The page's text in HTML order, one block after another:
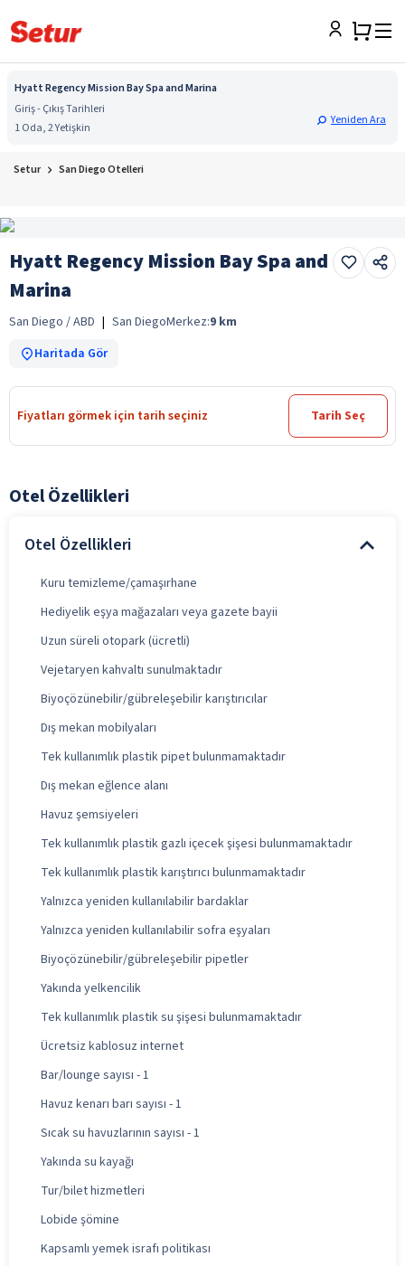
Hyatt Regency Mission Bay Spa and Marina
Giriş - Çıkış Tarihleri
1 Oda, 2 Yetişkin
Yeniden Ara
Setur San Diego Otelleri
Hyatt Regency Mission Bay Spa and
Marina
San Diego / ABD | San DiegoMerkez:9 km
Haritada Gör
Fiyatları görmek için tarih seçiniz Tarih Seç
Otel Özellikleri
Otel Özellikleri
Kuru temizleme/çamaşırhane
Hediyelik eşya mağazaları veya gazete bayii
Uzun süreli otopark (ücretli)
Vejetaryen kahvaltı sunulmaktadır
Biyoçözünebilir/gübreleşebilir karıştırıcılar
Dış mekan mobilyaları
Tek kullanımlık plastik pipet bulunmamaktadır
Dış mekan eğlence alanı
Havuz şemsiyeleri
Tek kullanımlık plastik gazlı içecek şişesi bulunmamaktadır
Tek kullanımlık plastik karıştırıcı bulunmamaktadır
Yalnızca yeniden kullanılabilir bardaklar
Yalnızca yeniden kullanılabilir sofra eşyaları
Biyoçözünebilir/gübreleşebilir pipetler
Yakında yelkencilik
Tek kullanımlık plastik su şişesi bulunmamaktadır
Ücretsiz kablosuz internet
Bar/lounge sayısı - 1
Havuz kenarı barı sayısı - 1
Sıcak su havuzlarının sayısı - 1
Yakında su kayağı
Tur/bilet hizmetleri
Lobide şömine
Kapsamlı yemek israfı politikası